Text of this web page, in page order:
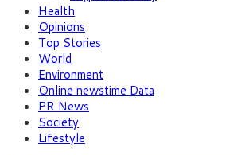
Health
Opinions
Top Stories
World
Environment
Online newstime Data
PR News
Society
Lifestyle